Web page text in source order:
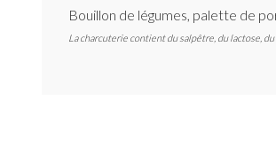
Bouillon de légumes, palette de
La charcuterie contient du salpêtre, du lactose,